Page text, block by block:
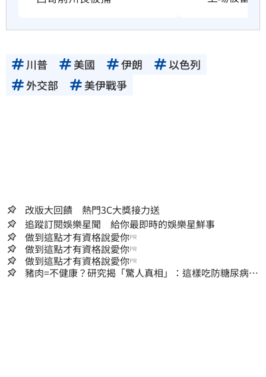
川普 美國 伊朗
以色列
外交部
美伊戰爭
改版大回饋 熱門3C大獎接力送
追蹤訂閱娛樂星聞 給你最即時的娛樂星鮮事
做到這點才有資格說愛你PR
做到這點才有資格說愛你PR
做到這點才有資格說愛你PR
豬肉=不健康？研究揭「驚人真相」：這樣吃防糖尿病、